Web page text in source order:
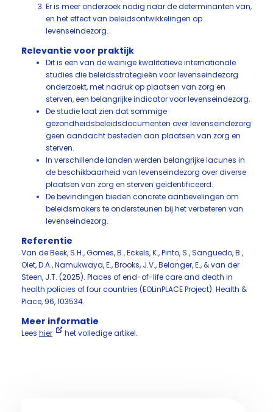
Er is meer onderzoek nodig naar de determinanten van,
en het effect van beleidsontwikkelingen op
levenseindezorg.
Relevantie voor praktijk
Dit is een van de weinige kwalitatieve internationale
studies die beleidsstrategieën voor levenseindezorg
onderzoekt, met nadruk op plaatsen van zorg en
sterven, een belangrijke indicator voor levenseindezorg.
De studie laat zien dat sommige
gezondheidsbeleidsdocumenten over levenseindezorg
geen aandacht besteden aan plaatsen van zorg en
sterven.
In verschillende landen werden belangrijke lacunes in
de beschikbaarheid van levenseindezorg over diverse
plaatsen van zorg en sterven geïdentificeerd.
De bevindingen bieden concrete aanbevelingen om
beleidsmakers te ondersteunen bij het verbeteren van
levenseindezorg.
Referentie
Van de Beek, S.H., Gomes, B., Eckels, K., Pinto, S., Sanguedo, B.,
Olet, D.A., Namukwaya, E., Brooks, J.V., Belanger, E., & van der
Steen, J.T. (2025). Places of end-of-life care and death in
health policies of four countries (EOLinPLACE Project). Health &
Place, 96, 103534.
Meer informatie
Lees hier het volledige artikel.